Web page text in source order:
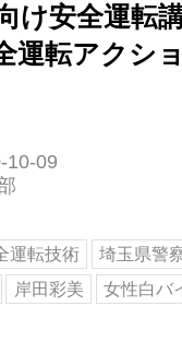
け安全運転
運転アクシ
10-09
運転技術
埼玉県警
岸田彩美
女性白バ